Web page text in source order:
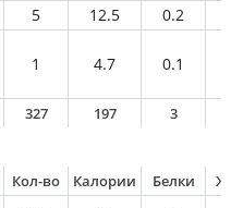
5 12.5 0.2
1 4.7 0.1
327 197 3
Кол-во Калории Белки